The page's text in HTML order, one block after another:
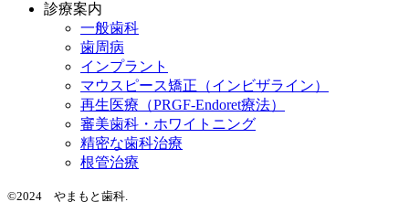
診療案内
一般歯科
歯周病
インプラント
マウスピース矯正（インビザライン）
再生医療（PRGF-Endoret療法）
審美歯科・ホワイトニング
精密な歯科治療
根管治療
©2024 やまもと歯科.